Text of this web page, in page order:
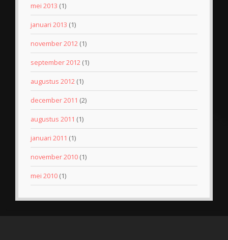
mei 2013 (1)
januari 2013 (1)
november 2012 (1)
september 2012 (1)
augustus 2012 (1)
december 2011 (2)
augustus 2011 (1)
januari 2011 (1)
november 2010 (1)
mei 2010 (1)